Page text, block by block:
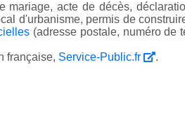
mariage, acte de décès,
d'urbanisme, permis de
(adresse postale, numéro de
française, Service-Public.fr .